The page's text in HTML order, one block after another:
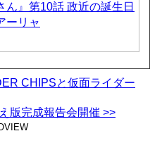
ん』第10話 政近の誕生日
ーリャ
CHIPSと仮面ライダー
版完成報告会開催 >>